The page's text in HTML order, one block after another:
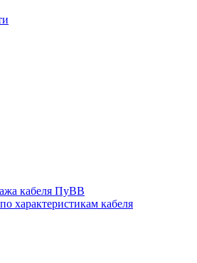
кабеля ПуВВ
характеристикам кабеля